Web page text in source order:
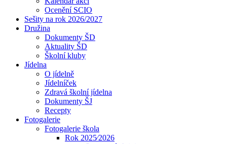
Ocenění SCIO
Sešity na rok 2026/2027
Družina
Dokumenty ŠD
Aktuality ŠD
Školní kluby
Jídelna
O jídelně
Jídelníček
Zdravá školní jídelna
Dokumenty ŠJ
Recepty
Fotogalerie
Fotogalerie škola
Rok 2025⁄2026